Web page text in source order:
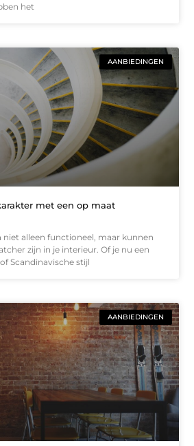
het
AANBIEDINGEN
met een op maat
alleen functioneel, maar kunnen
zijn in je interieur. Of je nu een
Scandinavische stijl
AANBIEDINGEN